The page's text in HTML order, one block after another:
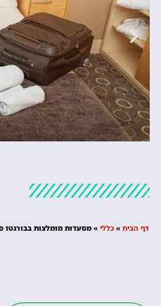
מלונות
מומלץ?
דף הבית » כללי » מסעדות מומלצות בבורגטו